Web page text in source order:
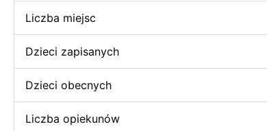
Liczba miejsc
Dzieci zapisanych
Dzieci obecnych
Liczba opiekunów